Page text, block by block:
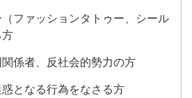
（ファッションタトゥー、シール
係者、反社会的勢力の方
となる行為をなさる方